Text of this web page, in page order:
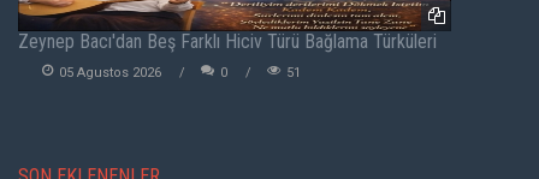
Zeynep Bacı'dan Beş Farklı Hiciv Türü Bağlama Türküleri
05 Agustos 2026 0 51